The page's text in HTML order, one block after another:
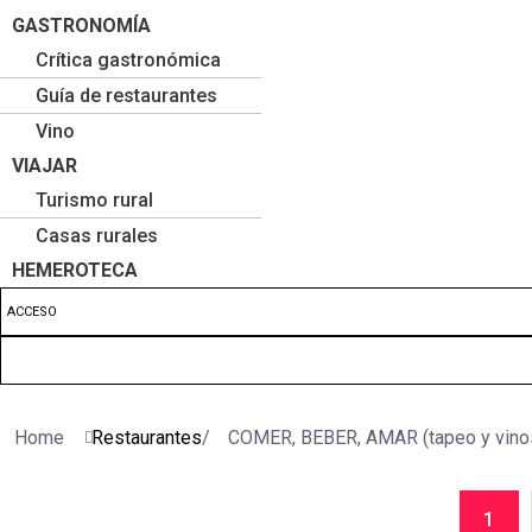
GASTRONOMÍA
Crítica gastronómica
Guía de restaurantes
Vino
VIAJAR
Turismo rural
Casas rurales
HEMEROTECA
ACCESO
Home Restaurantes/ COMER, BEBER, AMAR (tapeo y
1